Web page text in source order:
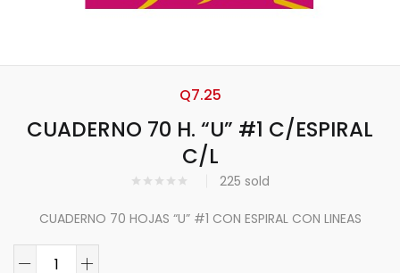
CUADERNO 70 H. “U” #1 C/ESPIRAL
C/L
225 sold
Q7.25
CUADERNO 70 HOJAS “U” #1 CON ESPIRAL CON LINEAS